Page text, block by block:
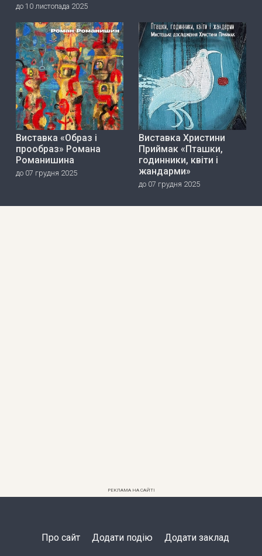
до 10 листопада 2025
Виставка «Образ і
прообраз» Романа
Романишина
до 07 грудня 2025
Виставка Христини
Приймак «Пташки,
годинники, квіти і
жандарми»
до 07 грудня 2025
РЕКЛАМА НА САЙТІ
Про сайт Додати подію Додати заклад